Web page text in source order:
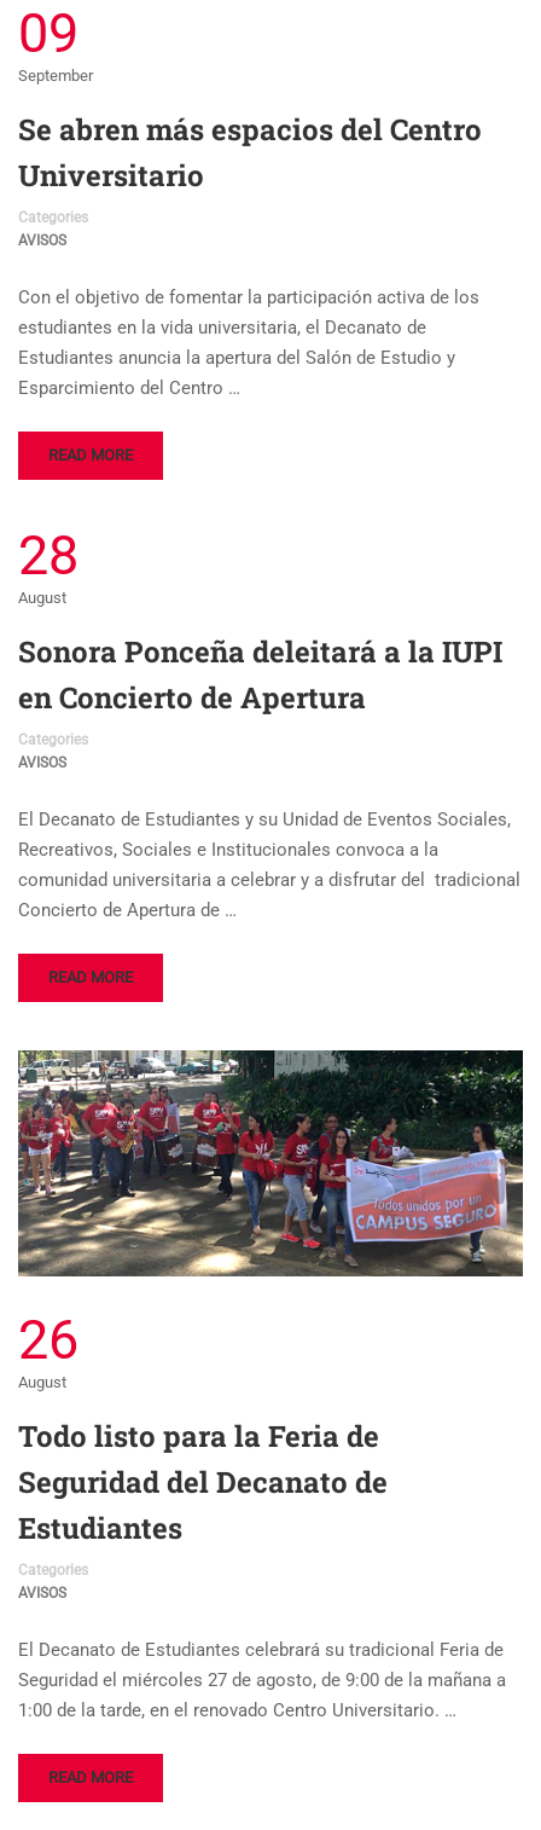
09
September
Se abren más espacios del Centro
Universitario
Categories
AVISOS
Con el objetivo de fomentar la participación activa de los
estudiantes en la vida universitaria, el Decanato de
Estudiantes anuncia la apertura del Salón de Estudio y
Esparcimiento del Centro …
READ MORE
28
August
Sonora Ponceña deleitará a la IUPI
en Concierto de Apertura
Categories
AVISOS
El Decanato de Estudiantes y su Unidad de Eventos Sociales,
Recreativos, Sociales e Institucionales convoca a la
comunidad universitaria a celebrar y a disfrutar del tradicional
Concierto de Apertura de …
READ MORE
26
August
Todo listo para la Feria de
Seguridad del Decanato de
Estudiantes
Categories
AVISOS
El Decanato de Estudiantes celebrará su tradicional Feria de
Seguridad el miércoles 27 de agosto, de 9:00 de la mañana a
1:00 de la tarde, en el renovado Centro Universitario. …
READ MORE